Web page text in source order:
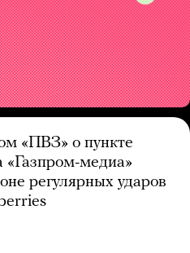
«ПВЗ» о пункте
«Газпром-медиа»
регулярных ударов